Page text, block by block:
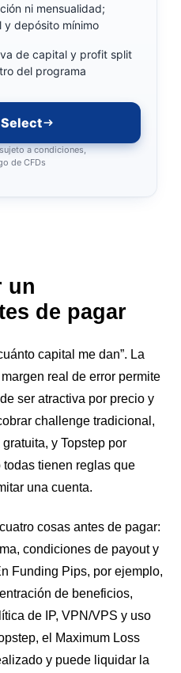
ni mensualidad;
y depósito mínimo
de capital y profit split
del programa
a condiciones,
de CFDs
un
de pagar
capital me dan”. La
real de error permite
ser atractiva por precio y
challenge tradicional,
y Topstep por
todas tienen reglas que
una cuenta.
cosas antes de pagar:
condiciones de payout y
Funding Pips, por ejemplo,
de beneficios,
de IP, VPN/VPS y uso
el Maximum Loss
y puede liquidar la